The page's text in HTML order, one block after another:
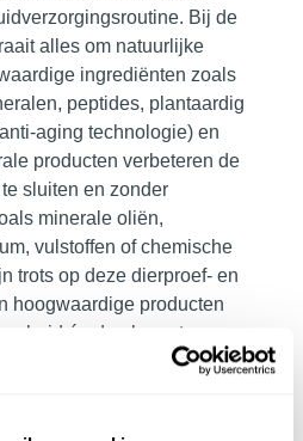
Bij de
alles om natuurlijke
ingrediënten zoals
peptides, plantaardig
aging technologie) en
producten verbeteren de
sluiten en zonder
minerale oliën,
vulstoffen of chemische
trots op deze dierproef- en
hoogwaardige producten
huid én de planeet.
Natural Skin Breda.